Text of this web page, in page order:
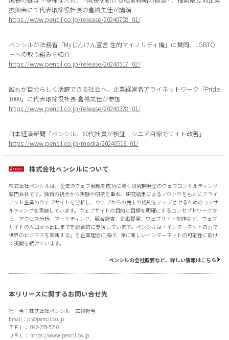
振興会にて代表取締役社長の倉橋美佳が講演
https://www.pencil.co.jp/release/20240708_01/
ペンシルが法務省「Myじんけん宣言 性的マイノリティ編」に賛同、LGBTQ
＋への取り組みを紹介
https://www.pencil.co.jp/release/20240517_02/
誰もが自分らしく活躍できる社会へ、企業経営者アライネットワーク「Pride
1000」に代表取締役社長 倉橋美佳が参加
https://www.pencil.co.jp/release/20240328_01/
日本経済新聞「ペンシル、60代社員が検証 シニア目線でサイト改善」
https://www.pencil.co.jp/media/20240516_01/
株式会社ペンシルについて
株式会社ペンシルは、企業のウェブ戦略を成功に導く研究開発型のウェブコンサルティング
専門会社です。独自の視点から実験や研究を重ね、研究結果によるノウハウをもとにクライ
アント企業のウェブサイトを分析し、ウェブからの売上や成約をアップさせるためのコンサ
ルティングを実施しています。ウェブサイトの目的と目標を明確にするコンセプトワークか
ら、アクセス分析、マーケティング、競合調査、企画提案、ウェブサイト制作など、ウェブ
サイトの入口から出口までを総合的に支援しています。ペンシルは「インターネットの力で
世界のビジネスを革新する」を企業理念に掲げ、常に新しいインターネットの可能性に向け
て挑戦を続けています。
ペンシルの会社概要など、詳しい情報はこちら
本リリースに関するお問い合せ先
担 当：株式会社ペンシル 広報担当
Email： pr@pencil.co.jp
ＴＥＬ： 092-235-5210
ＵＲＬ： https://www.pencil.co.jp